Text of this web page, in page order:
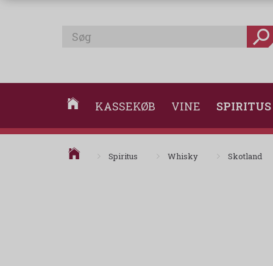
KASSEKØB VINE SPIRITUS
Spiritus Whisky Skotland